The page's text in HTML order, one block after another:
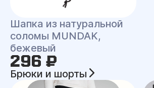
Шапка из натуральной
соломы MUNDAK,
бежевый
296 ₽
Брюки и шорты